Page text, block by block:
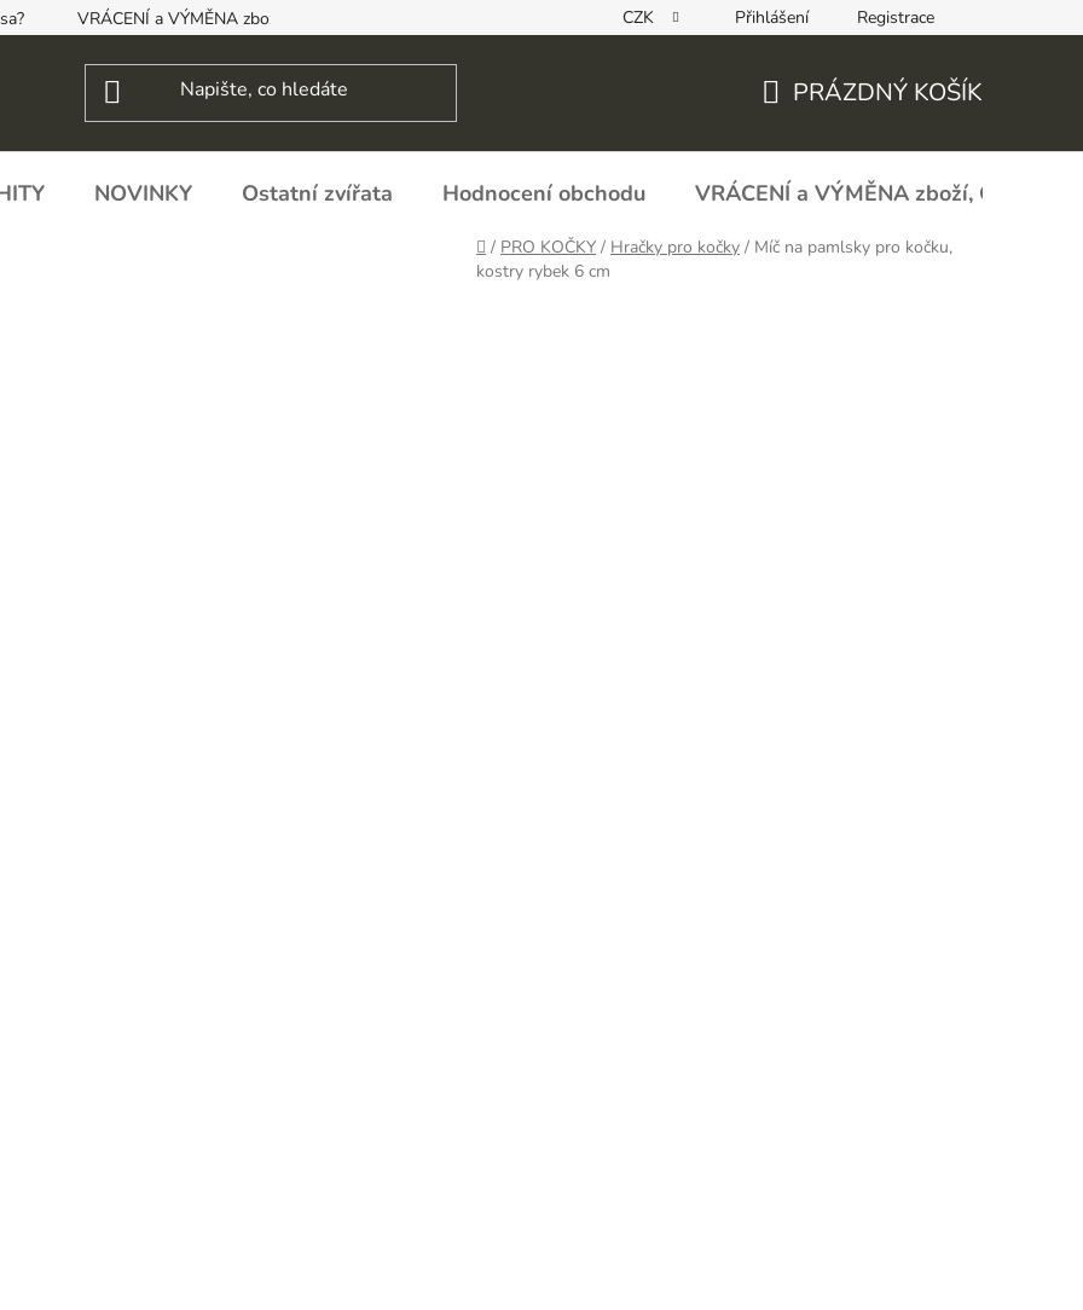
VRÁCENÍ a VÝMĚNA zboží, ODSTOUPENÍ OD SMLOUVY REKLAMAČNÍ FORMULÁŘ - zboží s vadou
CZK Přihlášení Registrace
KOŠÍK
PRÁZDNÝ KOŠÍK
NOVINKY Ostatní zvířata Hodnocení obchodu VRÁCENÍ a VÝMĚNA zboží,
Domů
/ PRO KOČKY / Hračky pro kočky / Míč na pamlsky pro kočku,
kostry rybek 6 cm